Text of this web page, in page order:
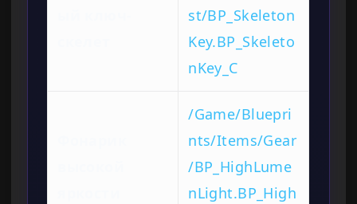
st/BP_Skeleton
Key.BP_Skeleto
nKey_C
/Game/Bluepri
nts/Items/Gear
/BP_HighLume
nLight.BP_High